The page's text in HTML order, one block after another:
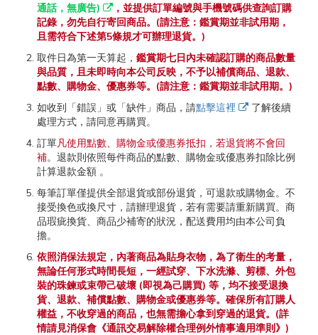
通話，無廣告)
，並提供訂單編號與手機號碼供查詢訂購
記錄，勿先自行寄回商品。(請注意：鑑賞期並非試用期，
且需符合下述第5條規才可辦理退貨。)
取件日為第一天算起， 鑑賞期七日內未確認訂購的商品數量
與品質，且未即時向本公司反映，不予以補償商品、退款、
點數、購物金、優惠券等。(請注意：鑑賞期並非試用期。)
如收到「錯誤」或「缺件」商品，請點擊這裡
了解後續
處理方式，請同意再購買。
訂單凡使用點數、購物金或優惠券抵扣，若退貨將不會回
補。退款則依照每件商品的點數、購物金或優惠券扣除比例
計算退款金額 。
每筆訂單僅提供全部退貨或部份退貨，可退款或購物金。不
接受換色或換尺寸，請辦理退貨，若有需要請重新購買。商
品瑕疵換貨、商品少補寄的狀況，配送費用均由本公司負
擔。
依照消保法規定，內著商品為貼身衣物，為了衛生的考量，
無論任何形式時間長短，一經試穿、下水洗滌、剪標、外包
裝的珠鍊或束帶己破壞 (即視為己購買) 等，均不接受退換
貨、退款、補償點數、購物金或優惠券等。確保所有訂購人
權益，不收穿過的商品，也無需擔心拿到穿過的退貨。(詳
情請見消保會《通訊交易解除權合理例外情事適用準則》)